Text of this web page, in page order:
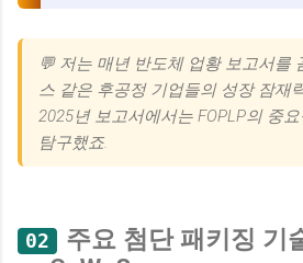
💬 저는 매년 반도체 업황 보고서를
스 같은 후공정 기업들의 성장 잠재
2025년 보고서에서는 FOPLP의 중
탐구했죠.
02
주요 첨단 패키징 기